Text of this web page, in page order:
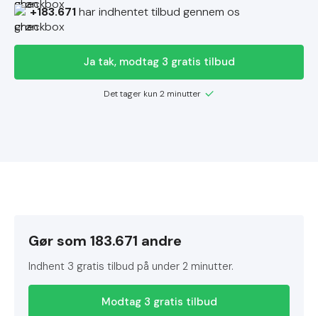
+183.671har indhentet tilbud gennem os
Ja tak, modtag 3 gratis tilbud
Det tager kun 2 minutter
Gør som 183.671 andre
Indhent 3 gratis tilbud på under 2 minutter.
Modtag 3 gratis tilbud